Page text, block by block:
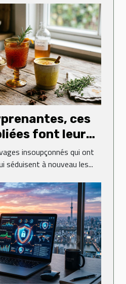
ces
font leur
insoupçonnés qui ont
séduisent à nouveau les...